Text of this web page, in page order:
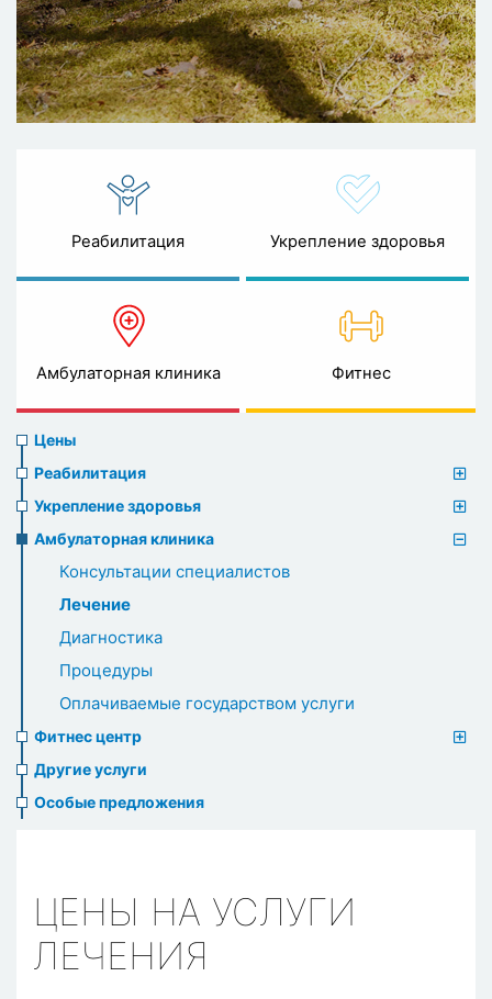
Реабилитация Укрепление здоровья
Амбулаторная клиника Фитнес
Prices
menu
Цены
Реабилитация
Укрепление здоровья
Амбулаторная клиника
Консультации специалистов
Лечение
Диагностика
Процедуры
Оплачиваемые государством услуги
Фитнес центр
Другие услуги
Особые предложения
ЦЕНЫ НА УСЛУГИ
ЛЕЧЕНИЯ